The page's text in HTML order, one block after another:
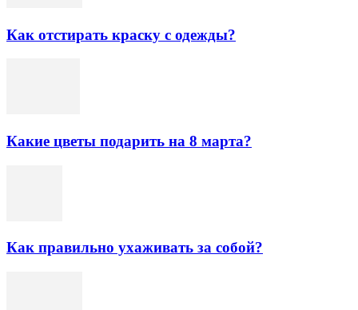
Как отстирать краску с одежды?
Какие цветы подарить на 8 марта?
Как правильно ухаживать за собой?